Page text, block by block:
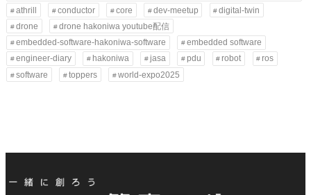
athrill
conductor core dev-meetup
digital-twin
drone
drone hakoniwa youtube配信
embedded-software-hakoniwa-software
embedded software
engineer-diary
hakoniwa jasa pdu robot
ros
software
toppers world-expo2025